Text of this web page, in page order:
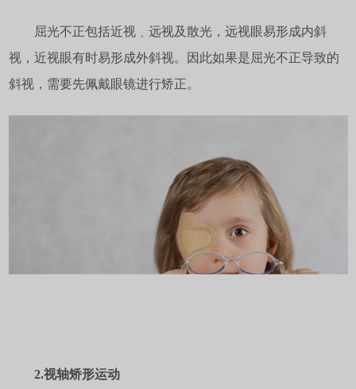
屈光不正包括近视﹑远视及散光，远视眼易形成内斜
视，近视眼有时易形成外斜视。因此如果是屈光不正导致的
斜视，需要先佩戴眼镜进行矫正。
2.视轴矫形运动